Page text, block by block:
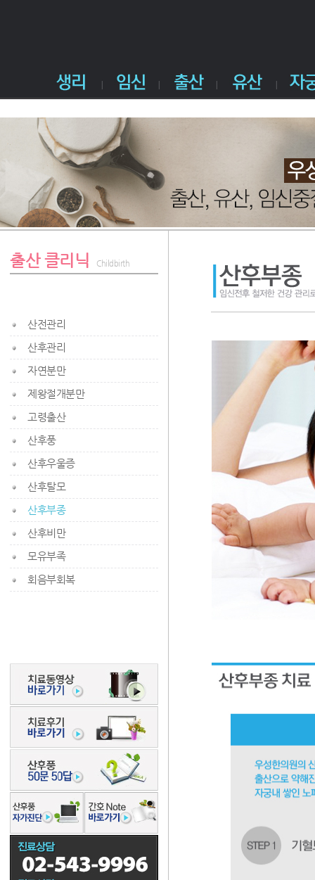
출산 클리닉 Childbirth
산전관리
산후관리
자연분만
제왕절개분만
고령출산
산후풍
산후우울증
산후탈모
산후부종
산후비만
모유부족
회음부회복